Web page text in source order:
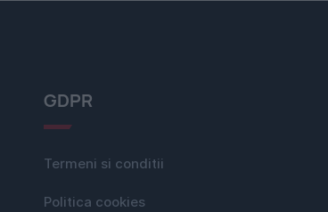
GDPR
Termeni si conditii
Politica cookies